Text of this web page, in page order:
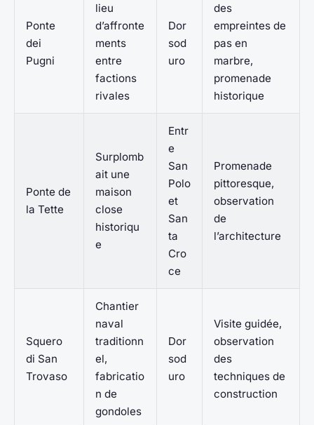
Ponte
dei
Pugni
lieu
d’affronte
ments
entre
factions
rivales
Dor
sod
uro
des
empreintes de
pas en
marbre,
promenade
historique
Ponte de
la Tette
Surplomb
ait une
maison
close
historiqu
e
Entr
e
San
Polo
et
San
ta
Cro
ce
Promenade
pittoresque,
observation
de
l’architecture
Squero
di San
Trovaso
Chantier
naval
traditionn
el,
fabricatio
n de
gondoles
Dor
sod
uro
Visite guidée,
observation
des
techniques de
construction